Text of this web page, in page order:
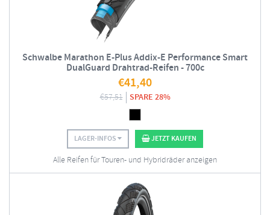
Schwalbe Marathon E-Plus Addix-E Performance Smart
DualGuard Drahtrad-Reifen - 700c
€41,40
€57,51 SPARE 28%
LAGER-INFOS JETZT KAUFEN
Alle Reifen für Touren- und Hybridräder anzeigen